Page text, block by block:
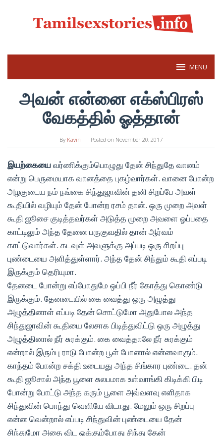
MENU
அவன் என்னை எக்ஸ்பிரஸ்
வேகத்தில் ஓத்தான்
By Kavin Posted on November 20, 2017
இயற்கையைவர்ணிக்கும்பொழுது தேன் சிந்துதே வானம்
என்று பெருமையாக வானத்தை புகழ்வார்கள். வானை போன்ற
அழகுடைய நம் நங்கை சிந்துஜாவின் தனி சிறப்பே அவள்
கூதியில் வழியும் தேன் போன்ற ரசம் தான். ஒரு முறை அவள்
கூதி ஜூசைகுடித்தவர்கள் அடுத்த முறை அவளை ஓப்பதை
காட்டிலும் அந்த தேனை பருகுவதில் தான் ஆர்வம்
காட்டுவார்கள். கடவுள் அவளுக்கு அப்படி ஒரு சிறப்பு
புண்டையை அளித்துள்ளார். அந்த தேன் சிந்தும் கூதி எப்படி
இருக்கும் தெரியுமா.
தேனடை போன்று எப்போதுமே ஒப்பி நீர் கோத்து கொண்டு
இருக்கும். தேனடையில் கை வைத்து ஒரு அழுத்து
அழுத்தினாள் எப்படி தேன் சொட்டுமோ அதுபோல அந்த
சிந்துஜாவின் கூதியை லேசாக பிடித்துவிட்டு ஒரு அழுத்து
அழுத்தினால் நீர் சுரக்கும். கை வைத்தாலே நீர் சுரக்கும்
என்றால் இரும்பு ராடு போன்ற பூள் போனால் என்னவாகும்.
காந்தம் போன்ற சக்தி உடையது அந்த சிங்கார புண்டை. தன்
கூதி ஜூசால் அந்த பூளை சுலபமாக உள்வாங்கி கிடிக்கி பிடி
போன்று போட்டு அந்த கரும் பூளை அவ்வளவு எளிதாக
சிந்துவின் பொந்து வெளியே விடாது. மேலும் ஒரு சிறப்பு
என்ன வென்றால் எப்படி சிந்துவின் புண்டையை தேன்
சிந்துமோ அதை விட ஓக்கும்போது சிந்து தேன்